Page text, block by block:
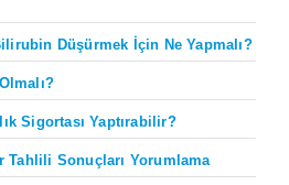
Düşürmek İçin Ne Yapmalı?
Sigortası Yaptırabilir?
Sonuçları Yorumlama